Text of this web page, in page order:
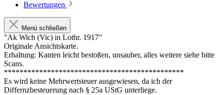
Bewertungen
Menü schließen
"Ak Wich (Vic) in Lothr. 1917"
Originale Ansichtskarte.
Erhaltung: Kanten leicht bestoßen, unsauber, alles weitere siehe bitte
Scans.
**********************************************
Es wird keine Mehrwertsteuer ausgewiesen, da ich der
Differnzbesteuerung nach § 25a UStG unterliege.